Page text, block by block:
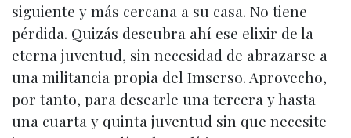
siguiente y más cercana a su casa. No tiene
pérdida. Quizás descubra ahí ese elixir de la
eterna juventud, sin necesidad de abrazarse a
una militancia propia del Imserso. Aprovecho,
por tanto, para desearle una tercera y hasta
una cuarta y quinta juventud sin que necesite